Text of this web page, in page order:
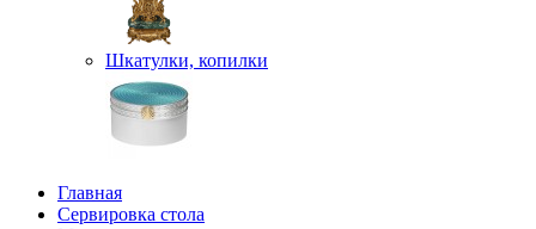
Шкатулки, копилки
Главная
Сервировка стола